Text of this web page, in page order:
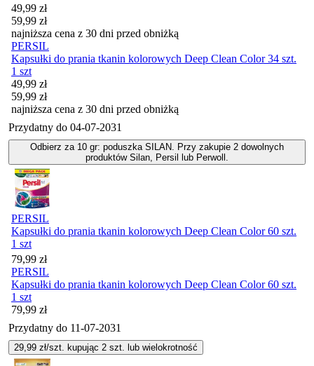
Cena promocyjna
49,99 zł
59,99 zł
najniższa cena z 30 dni przed obniżką
PERSIL
Kapsułki do prania tkanin kolorowych Deep Clean Color 34 szt.
1 szt
Cena promocyjna
49,99 zł
59,99 zł
najniższa cena z 30 dni przed obniżką
Przydatny do 04-07-2031
Odbierz za 10 gr: poduszka SILAN. Przy zakupie 2 dowolnych
produktów Silan, Persil lub Perwoll.
PERSIL
Kapsułki do prania tkanin kolorowych Deep Clean Color 60 szt.
1 szt
Cena
79,99 zł
PERSIL
Kapsułki do prania tkanin kolorowych Deep Clean Color 60 szt.
1 szt
Cena
79,99 zł
Przydatny do 11-07-2031
29,99 zł/szt. kupując 2 szt. lub wielokrotność